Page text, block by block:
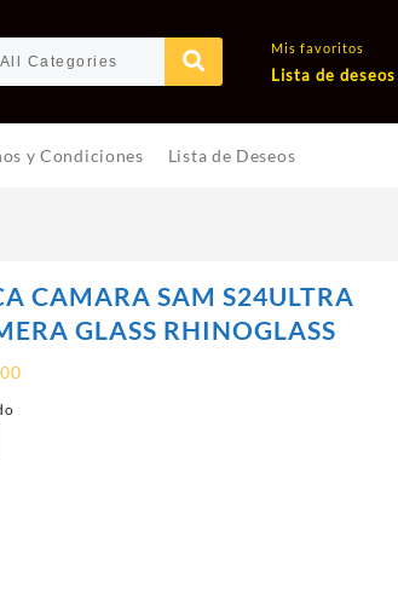
Mis favoritos
Lista de deseos
y Condiciones Lista de Deseos
CAMARA SAM S24ULTRA
GLASS RHINOGLASS